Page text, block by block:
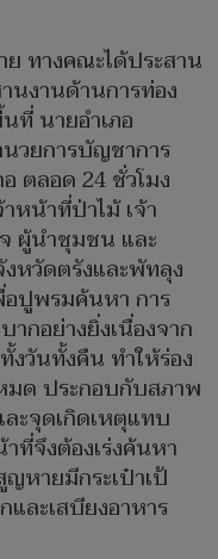
ทางคณะได้ประสาน
นงานด้านการท่อง
ที่ นายอำเภอ
วยการบัญชาการ
ตลอด 24 ชั่วโมง
หน้าที่ป่าไม้ เจ้า
ผู้นำชุมชน และ
หวัดตรังและพัทลุง
ปูพรมค้นหา การ
กอย่างยิ่งเนื่องจาก
วันทั้งคืน ทำให้ร่อง
มด ประกอบกับสภาพ
ะจุดเกิดเหตุแทบ
จึงต้องเร่งค้นหา
หายมีกระเป๋าเป้
ละเสบียงอาหาร